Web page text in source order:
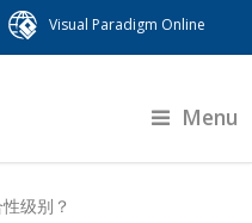
Visual Paradigm Online
Menu
级别？